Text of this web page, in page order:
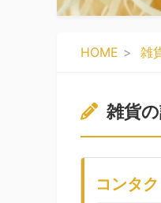
HOME 雑
雑貨
コンタ